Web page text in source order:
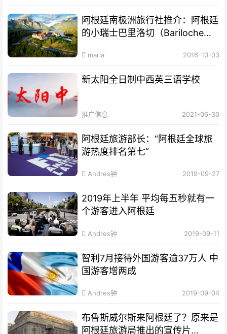
阿根廷南极洲旅行社推介：阿根廷
的小瑞士巴里洛切（Bariloche）
maria 2016-10-03
新太阳全日制中西英三语学校
推广信息 2021-06-30
阿根廷旅游部长：“阿根廷全球旅
游热度排名第七”
Andres钟 2019-09-27
2019年上半年 平均每五秒就有一
个游客进入阿根廷
Andres钟 2019-09-11
智利7月接待外国游客逾37万人 中
国游客增两成
Andres钟 2019-09-04
布鲁斯威尔斯来阿根廷了？原来是
阿根廷旅游局推出的宣传片...